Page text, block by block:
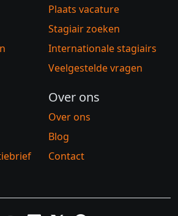
Plaats vacature
Stagiair zoeken
Internationale stagiairs
Veelgestelde vragen
Over ons
Over ons
Blog
Contact